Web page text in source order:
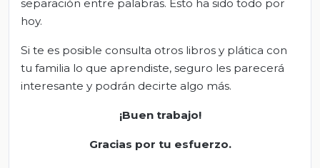
separación entre palabras. Esto ha sido todo por
hoy.
Si te es posible consulta otros libros y plática con
tu familia lo que aprendiste, seguro les parecerá
interesante y podrán decirte algo más.
¡Buen trabajo!
Gracias por tu esfuerzo.